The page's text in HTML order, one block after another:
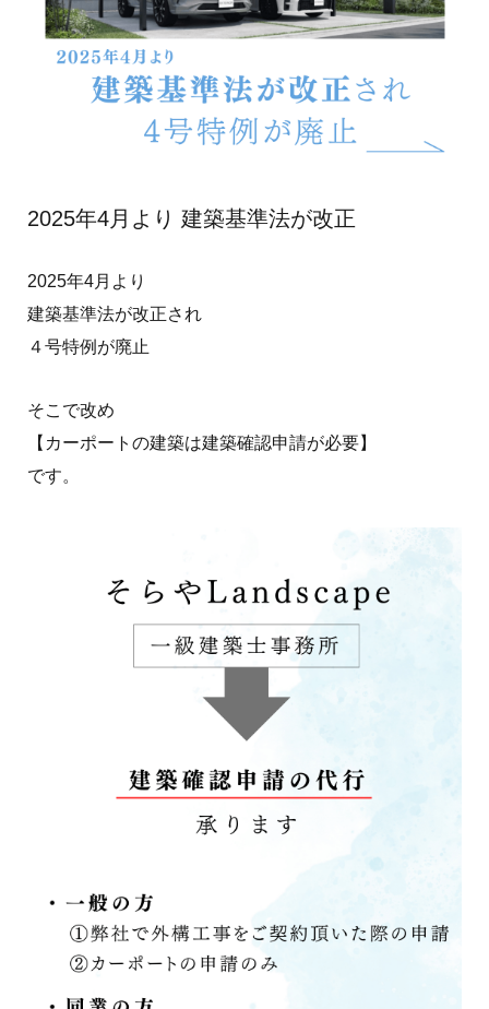
2025年4月より 建築基準法が改正
2025年4月より
建築基準法が改正され
４号特例が廃止
そこで改め
【カーポートの建築は建築確認申請が必要】
です。